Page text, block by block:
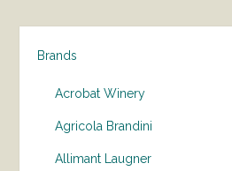
Brands
Acrobat Winery
Agricola Brandini
Allimant Laugner